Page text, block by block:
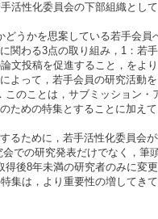
活性化委員会の下部組織とし
うかを思案している若手会員
関わる3点の取り組み，1：若
文投稿を促進すること，をよ
よって，若手会員の研究活動
のことは，サブミッション・
ための特集とすることに加え
るために，若手活性化委員会
での研究発表だけでなく，筆
後8年未満の研究者のみに変
集は，より重要性の増してき